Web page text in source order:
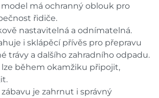
model má ochranný oblouk pro
řidiče.
nastavitelná a odnímatelná.
i sklápěcí přívěs pro přepravu
trávy a dalšího zahradního odpadu.
lze během okamžiku připojit,
zábavu je zahrnut i správný